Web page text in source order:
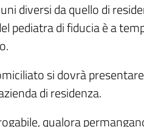
diversi da quello di
pediatra di fiducia è a
si dovrà
di residenza.
qualora